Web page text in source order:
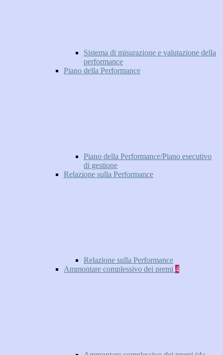
Sistema di misurazione e valutazione della
performance
Piano della Performance
Piano della Performance/Piano esecutivo
di gestione
Relazione sulla Performance
Relazione sulla Performance
Ammontare complessivo dei premi 4